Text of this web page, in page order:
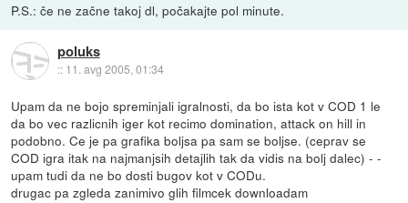
P.S.: če ne začne takoj dl, počakajte pol minute.
poluks
:: 11. avg 2005, 01:34
Upam da ne bojo spreminjali igralnosti, da bo ista kot v COD 1 le
da bo vec razlicnih iger kot recimo domination, attack on hill in
podobno. Ce je pa grafika boljsa pa sam se boljse. (ceprav se
COD igra itak na najmanjsih detajlih tak da vidis na bolj dalec) - -
upam tudi da ne bo dosti bugov kot v CODu.
drugac pa zgleda zanimivo glih filmcek downloadam